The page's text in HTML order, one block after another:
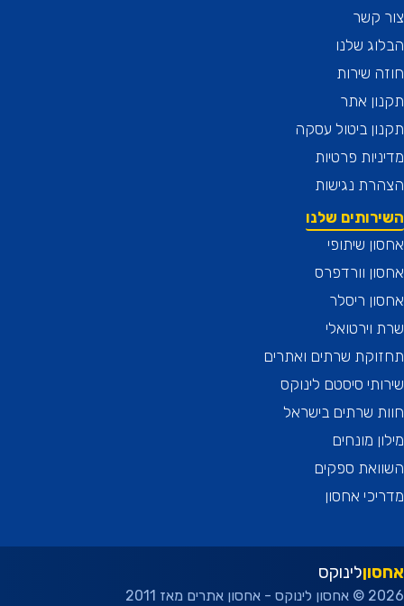
קשר
שלנו
שירות
אתר
ביטול עסקה
פרטיות
נגישות
שלנו
שיתופי
וורדפרס
ריסלר
שרתים ואתרים
סיסטם לינוקס
שרתים בישראל
מונחים
ספקים
אחסון
לינוקס
מאז 2011